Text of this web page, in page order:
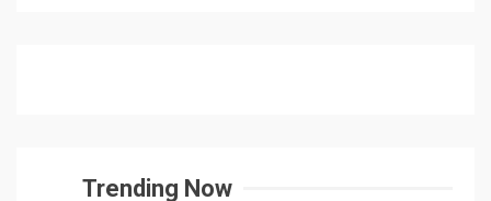
Trending Now